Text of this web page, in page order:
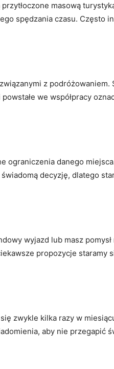
masową
spędzania czasu. Często
z podróżowaniem.
we współpracy
ograniczenia danego
decyzję, dlatego
wyjazd lub masz pomysł
propozycje staramy
zwykle kilka razy w
aby nie przegapić